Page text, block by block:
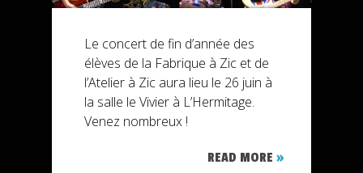
Le concert de fin d’année des
élèves de la Fabrique à Zic et de
l’Atelier à Zic aura lieu le 26 juin à
la salle le Vivier à L’Hermitage.
Venez nombreux !
READ MORE »